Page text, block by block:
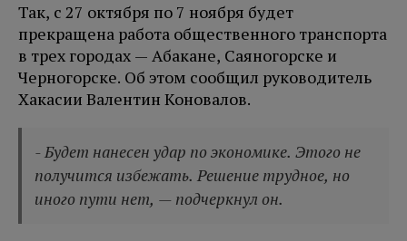
Так, с 27 октября по 7 ноября будет
прекращена работа общественного транспорта
в трех городах — Абакане, Саяногорске и
Черногорске. Об этом сообщил руководитель
Хакасии Валентин Коновалов.
- Будет нанесен удар по экономике. Этого не
получится избежать. Решение трудное, но
иного пути нет, — подчеркнул он.